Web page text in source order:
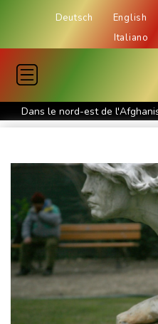
Deutsch English
Italiano
Dans le nord-est de
bouleverse vies et paysages
Indonésie : un parc national
propagent
Chine : annulations de vols
typhon Dolphin
Euro de natation: privé de
WTA 1000: Sabalenka et